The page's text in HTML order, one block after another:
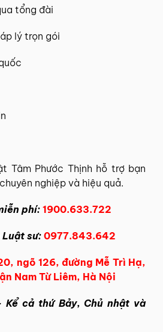
tổng đài
lý trọn gói
Tâm Phước Thịnh hỗ trợ bạn
nghiệp và hiệu quả.
phí: 1900.633.722
Luật sư: 0977.843.642
ngõ 126, đường Mễ Trì Hạ,
Nam Từ Liêm, Hà Nội
cả thứ Bảy, Chủ nhật và